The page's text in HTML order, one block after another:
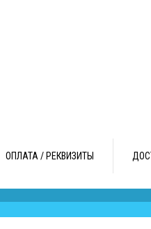
ОПЛАТА / РЕКВИЗИТЫ